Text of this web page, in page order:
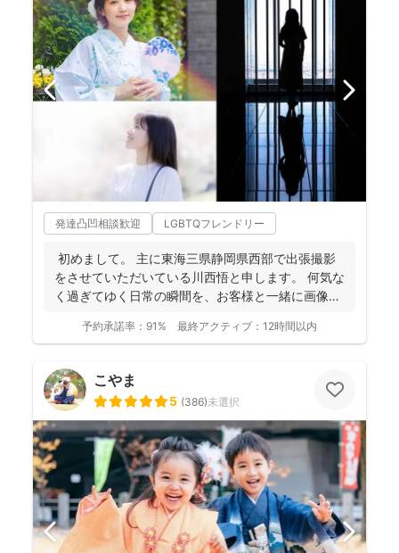
発達凸凹相談歓迎 LGBTQフレンドリー
初めまして。 主に東海三県静岡県西部で出張撮影
をさせていただいている川西悟と申します。 何気な
く過ぎてゆく日常の瞬間を、お客様と一緒に画像と
予約承諾率： 91% 最終アクティブ： 12時間以内
こやま
5 (386)未選択